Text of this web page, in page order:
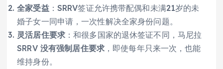
全家受益：SRRV签证允许携带配偶和未满21岁的未
婚子女一同申请，一次性解决全家身份问题。
灵活居住要求：和很多国家的退休签证不同，马尼拉
SRRV 没有强制居住要求，即使每年只来一次，也能
维持身份。